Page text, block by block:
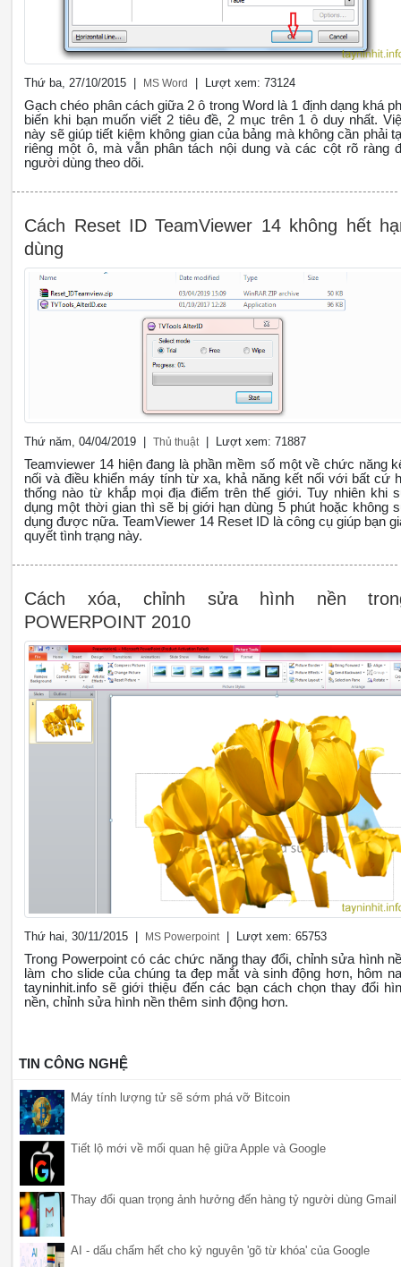
Thứ ba, 27/10/2015 | MS Word | Lượt xem: 73124
Gạch chéo phân cách giữa 2 ô trong Word là 1 định dạng khá
biến khi bạn muốn viết 2 tiêu đề, 2 mục trên 1 ô duy nhất.
này sẽ giúp tiết kiệm không gian của bảng mà không cần phải
riêng một ô, mà vẫn phân tách nội dung và các cột rõ ràng
người dùng theo dõi.
Cách Reset ID TeamViewer 14 không hết
dùng
Thứ năm, 04/04/2019 |Thủ thuật | Lượt xem: 71887
Teamviewer 14 hiện đang là phần mềm số một về chức năng
nối và điều khiển máy tính từ xa, khả năng kết nối với bất cứ
thống nào từ khắp mọi địa điểm trên thế giới. Tuy nhiên khi
dụng một thời gian thì sẽ bị giới hạn dùng 5 phút hoặc không
dụng được nữa. TeamViewer 14 Reset ID là công cụ giúp bạn
quyết tình trạng này.
Cách xóa, chỉnh sửa hình nền
POWERPOINT 2010
Thứ hai, 30/11/2015 | MS Powerpoint | Lượt xem: 65753
Trong Powerpoint có các chức năng thay đổi, chỉnh sửa hình
làm cho slide của chúng ta đẹp mắt và sinh động hơn, hôm
tayninhit.info sẽ giới thiệu đến các bạn cách chọn thay đổi
nền, chỉnh sửa hình nền thêm sinh động hơn.
TIN CÔNG NGHỆ
Máy tính lượng tử sẽ sớm phá vỡ Bitcoin
Tiết lộ mới về mối quan hệ giữa Apple và Google
Thay đổi quan trọng ảnh hưởng đến hàng tỷ người dùng Gmail
AI - dấu chấm hết cho kỷ nguyên 'gõ từ khóa' của Google